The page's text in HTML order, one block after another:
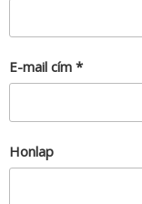
E-mail cím *
Honlap